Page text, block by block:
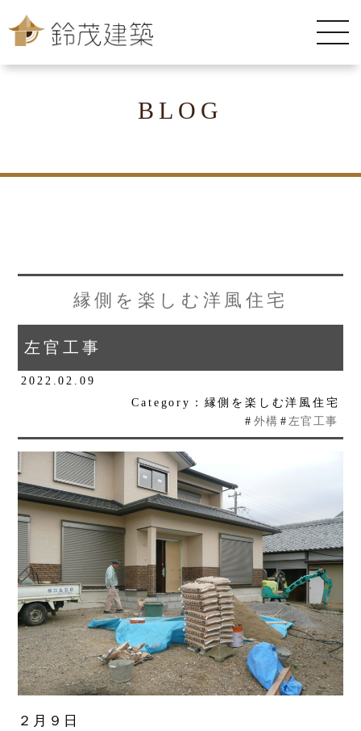
BLOG
縁側を楽しむ洋風住宅
左官工事
2022.02.09
Category：縁側を楽しむ洋風住宅
# 外構 # 左官工事
２月９日